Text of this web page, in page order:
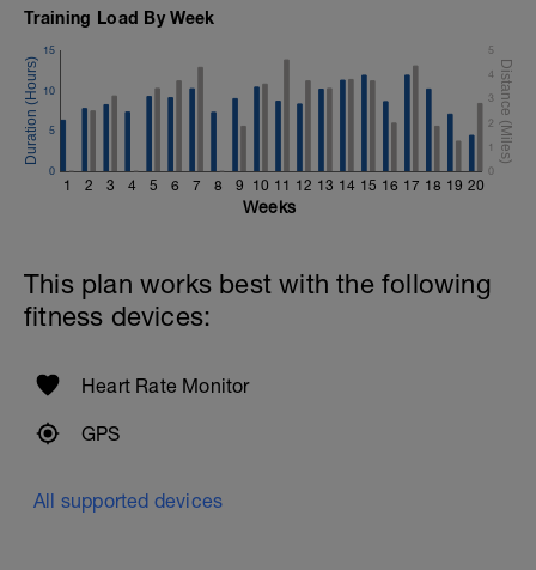
Training Load By Week
1 2 3 4 5 6 7 8 9 10 11 12 13 14 15 16 17 18 19 20
0
5
10
15
0
1
2
3
4
5
Weeks
This plan works best with the following
fitness devices:
Heart Rate Monitor
GPS
All supported devices